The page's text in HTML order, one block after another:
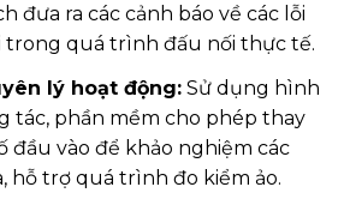
đưa ra các cảnh báo về các lỗi
trong quá trình đấu nối thực tế.
lý hoạt động: Sử dụng hình
tác, phần mềm cho phép thay
đầu vào để khảo nghiệm các
hỗ trợ quá trình đo kiểm ảo.